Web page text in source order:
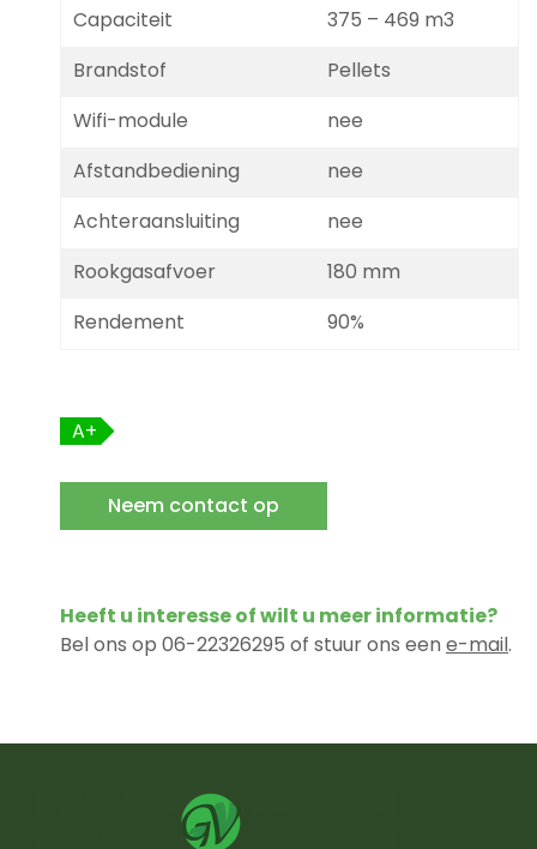
Capaciteit
375 – 469 m3
Brandstof
Pellets
Wifi-module
nee
Afstandbediening
nee
Achteraansluiting
nee
Rookgasafvoer
180 mm
Rendement
90%
A+
Neem contact op
Heeft u interesse of wilt u meer informatie?
Bel ons op 06-22326295 of stuur ons een e-mail.